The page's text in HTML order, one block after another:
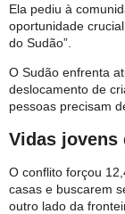
Ela pediu à
oportunidade
do Sudão”.
O Sudão enfrenta
deslocamento de
pessoas precisam
Vidas jovens
O conflito forçou
casas e buscarem
outro lado da